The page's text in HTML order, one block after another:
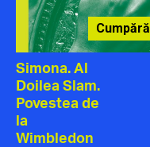
Cumpără
Simona. Al
Doilea Slam.
Povestea de
la
Wimbledon